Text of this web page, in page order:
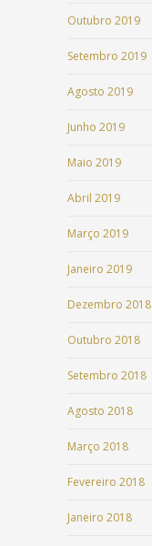
Outubro 2019
Setembro 2019
Agosto 2019
Junho 2019
Maio 2019
Abril 2019
Março 2019
Janeiro 2019
Dezembro 2018
Outubro 2018
Setembro 2018
Agosto 2018
Março 2018
Fevereiro 2018
Janeiro 2018